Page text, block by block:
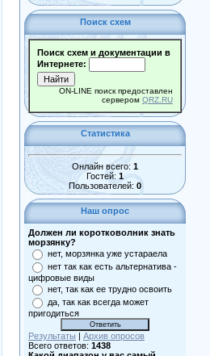
Поиск схем
Поиск схем и документации в
Интернете:
ON-LINE поиск предоставлен
сервером QRZ.RU
Статистика
Онлайн всего: 1
Гостей: 1
Пользователей: 0
Наш опрос
Должен ли коротковолник знать
морзянку?
нет, морзянка уже устараела
нет так как есть альтернатива -
цифровые виды
нет, так как ее трудно освоить
да, так как всегда может
пригодиться
Результаты | Архив опросов
Всего ответов: 1438